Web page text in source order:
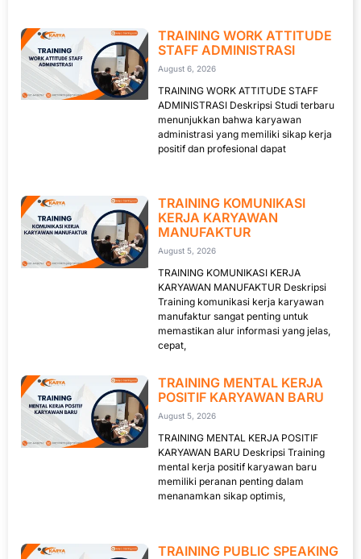
TRAINING WORK ATTITUDE
STAFF ADMINISTRASI
August 6, 2026
TRAINING WORK ATTITUDE STAFF
ADMINISTRASI Deskripsi Studi terbaru
menunjukkan bahwa karyawan
administrasi yang memiliki sikap kerja
positif dan profesional dapat
TRAINING KOMUNIKASI
KERJA KARYAWAN
MANUFAKTUR
August 5, 2026
TRAINING KOMUNIKASI KERJA
KARYAWAN MANUFAKTUR Deskripsi
Training komunikasi kerja karyawan
manufaktur sangat penting untuk
memastikan alur informasi yang jelas,
cepat,
TRAINING MENTAL KERJA
POSITIF KARYAWAN BARU
August 5, 2026
TRAINING MENTAL KERJA POSITIF
KARYAWAN BARU Deskripsi Training
mental kerja positif karyawan baru
memiliki peranan penting dalam
menanamkan sikap optimis,
TRAINING PUBLIC SPEAKING